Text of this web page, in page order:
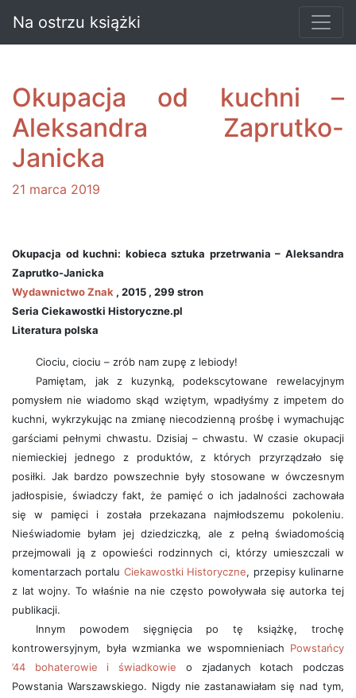
Na ostrzu książki
Okupacja od kuchni –
Aleksandra Zaprutko-
Janicka
21 marca 2019
Okupacja od kuchni: kobieca sztuka przetrwania – Aleksandra
Zaprutko-Janicka
Wydawnictwo Znak , 2015 , 299 stron
Seria Ciekawostki Historyczne.pl
Literatura polska
Ciociu, ciociu – zrób nam zupę z lebiody!
Pamiętam, jak z kuzynką, podekscytowane rewelacyjnym
pomysłem nie wiadomo skąd wziętym, wpadłyśmy z impetem do
kuchni, wykrzykując na zmianę niecodzienną prośbę i wymachując
garściami pełnymi chwastu. Dzisiaj – chwastu. W czasie okupacji
niemieckiej jednego z produktów, z których przyrządzało się
posiłki. Jak bardzo powszechnie były stosowane w ówczesnym
jadłospisie, świadczy fakt, że pamięć o ich jadalności zachowała
się w pamięci i została przekazana najmłodszemu pokoleniu.
Nieświadomie byłam jej dziedziczką, ale z pełną świadomością
przejmowali ją z opowieści rodzinnych ci, którzy umieszczali w
komentarzach portalu Ciekawostki Historyczne, przepisy kulinarne
z lat wojny. To właśnie na nie często powoływała się autorka tej
publikacji.
Innym powodem sięgnięcia po tę książkę, trochę
kontrowersyjnym, była wzmianka we wspomnieniach Powstańcy
’44 bohaterowie i świadkowie o zjadanych kotach podczas
Powstania Warszawskiego. Nigdy nie zastanawiałam się nad tym,